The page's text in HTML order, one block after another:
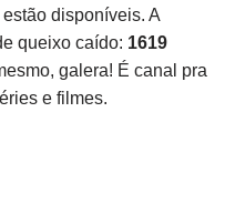
disponíveis. A
queixo caído: 1619
galera! É canal pra
e filmes.